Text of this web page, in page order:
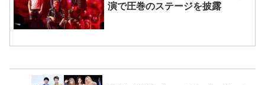
演で圧巻のステージを披露